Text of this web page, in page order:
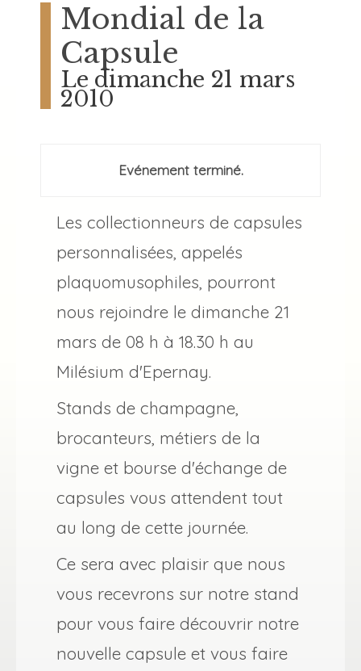
Mondial de la
Capsule
Le dimanche 21 mars
2010
Evénement terminé.
Les collectionneurs de capsules
personnalisées, appelés
plaquomusophiles, pourront
nous rejoindre le dimanche 21
mars de 08 h à 18.30 h au
Milésium d'Epernay.
Stands de champagne,
brocanteurs, métiers de la
vigne et bourse d'échange de
capsules vous attendent tout
au long de cette journée.
Ce sera avec plaisir que nous
vous recevrons sur notre stand
pour vous faire découvrir notre
nouvelle capsule et vous faire